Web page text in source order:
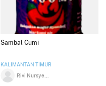
Sambal Cumi
KALIMANTAN TIMUR